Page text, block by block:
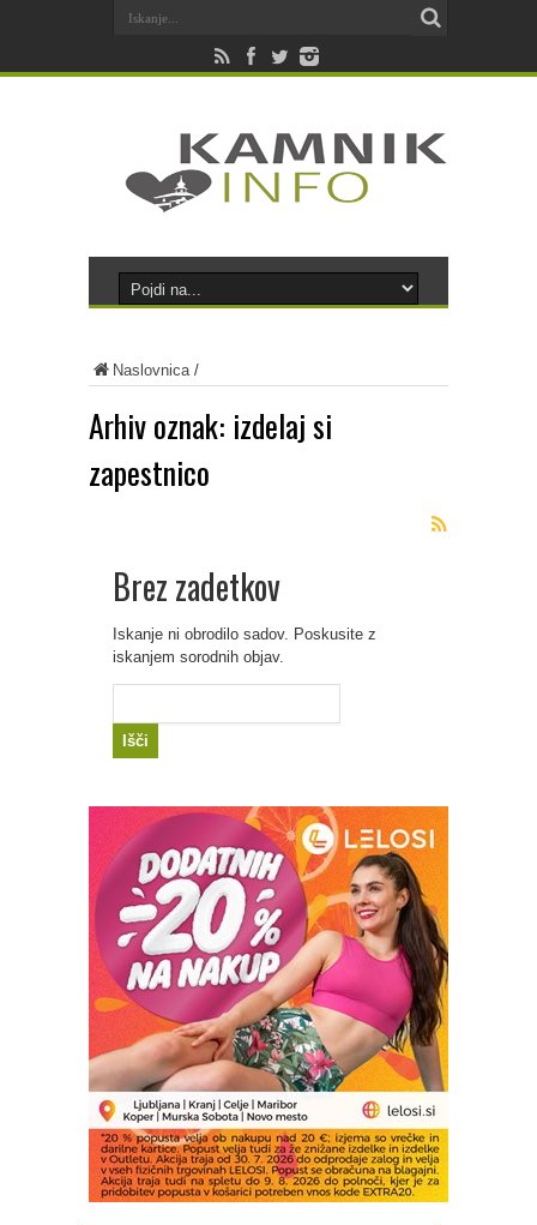
Naslovnica/
Arhiv oznak: izdelaj si
zapestnico
Brez zadetkov
Iskanje ni obrodilo sadov. Poskusite z
iskanjem sorodnih objav.